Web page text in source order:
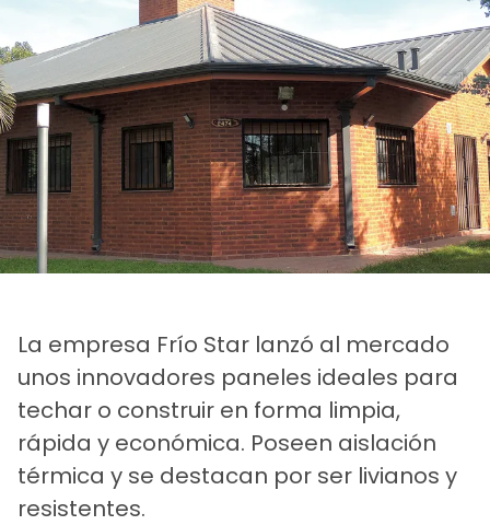
La empresa Frío Star lanzó al mercado
unos innovadores paneles ideales para
techar o construir en forma limpia,
rápida y económica. Poseen aislación
térmica y se destacan por ser livianos y
resistentes.